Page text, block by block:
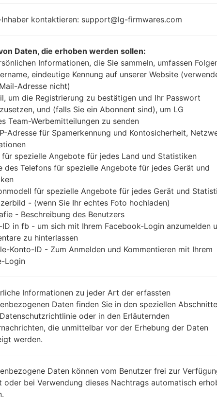
Snapdragon 410
MSM8916
Buy accessories on Amazon
Startseite →Serie →LG Tribute 2
kontaktieren: support@lg-firmwares.com
Daten, die erhoben werden sollen:
Informationen, die Sie sammeln, umfassen
eindeutige Kennung auf unserer Website
Adresse nicht)
um die Registrierung zu bestätigen und Ihr Passwort
und (falls Sie ein Abonnent sind), um LG
Team-Werbemitteilungen zu senden
Adresse für Spamerkennung und Kontosicherheit,
für spezielle Angebote für jedes Land und Statistiken
des Telefons für spezielle Angebote für jedes Gerät und
für spezielle Angebote für jedes Gerät und
- (wenn Sie Ihr echtes Foto hochladen)
- Beschreibung des Benutzers
ID in fb - um sich mit Ihrem Facebook-Login anzumelden
zu hinterlassen
Konto-ID - Zum Anmelden und Kommentieren mit Ihrem
Login
Informationen zu jeder Art der erfassten
Daten finden Sie in den speziellen
oder in den Erläuternden
die unmittelbar vor der Erhebung der Daten
werden.
Daten können vom Benutzer frei zur
oder bei Verwendung dieses Nachtrags automatisch